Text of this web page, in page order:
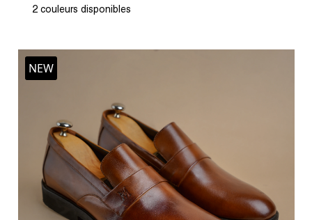
2 couleurs disponibles
NEW